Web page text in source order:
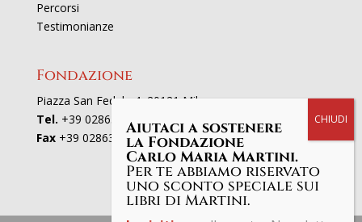
Percorsi
Testimonianze
Fondazione
Piazza San Fedele 4, 20121 Milano
Tel. +39 02863521
Fax+39 0286352801Aiutaci a sostenere
la Fondazione
Carlo Maria Martini.
Per te abbiamo riservato
uno sconto speciale sui
libri di Martini.